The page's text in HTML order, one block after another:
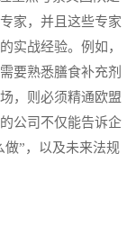
家，并且这些专家
实战经验。例如，
要熟悉膳食补充剂
，则必须精通欧盟
公司不仅能告诉企
做”，以及未来法规